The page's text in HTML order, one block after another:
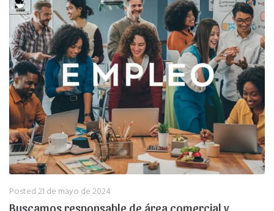
Posted21 de mayo de 2024
Buscamos responsable de área comercial y